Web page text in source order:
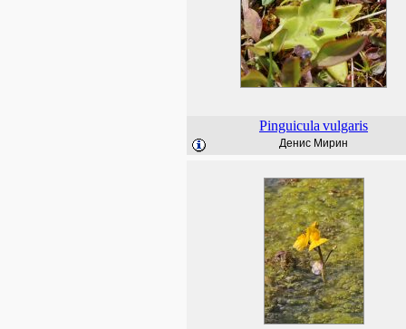
Pinguicula vulgaris
Денис Мирин